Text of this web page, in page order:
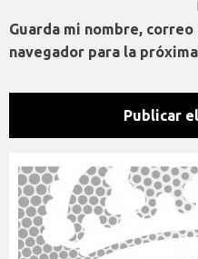
Guarda mi nombre,
navegador para la